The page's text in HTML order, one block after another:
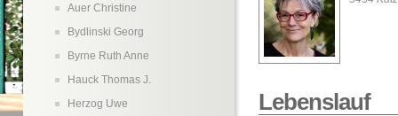
Auer Christine
Bydlinski Georg
Byrne Ruth Anne
Hauck Thomas J.
Herzog Uwe
Lebenslauf